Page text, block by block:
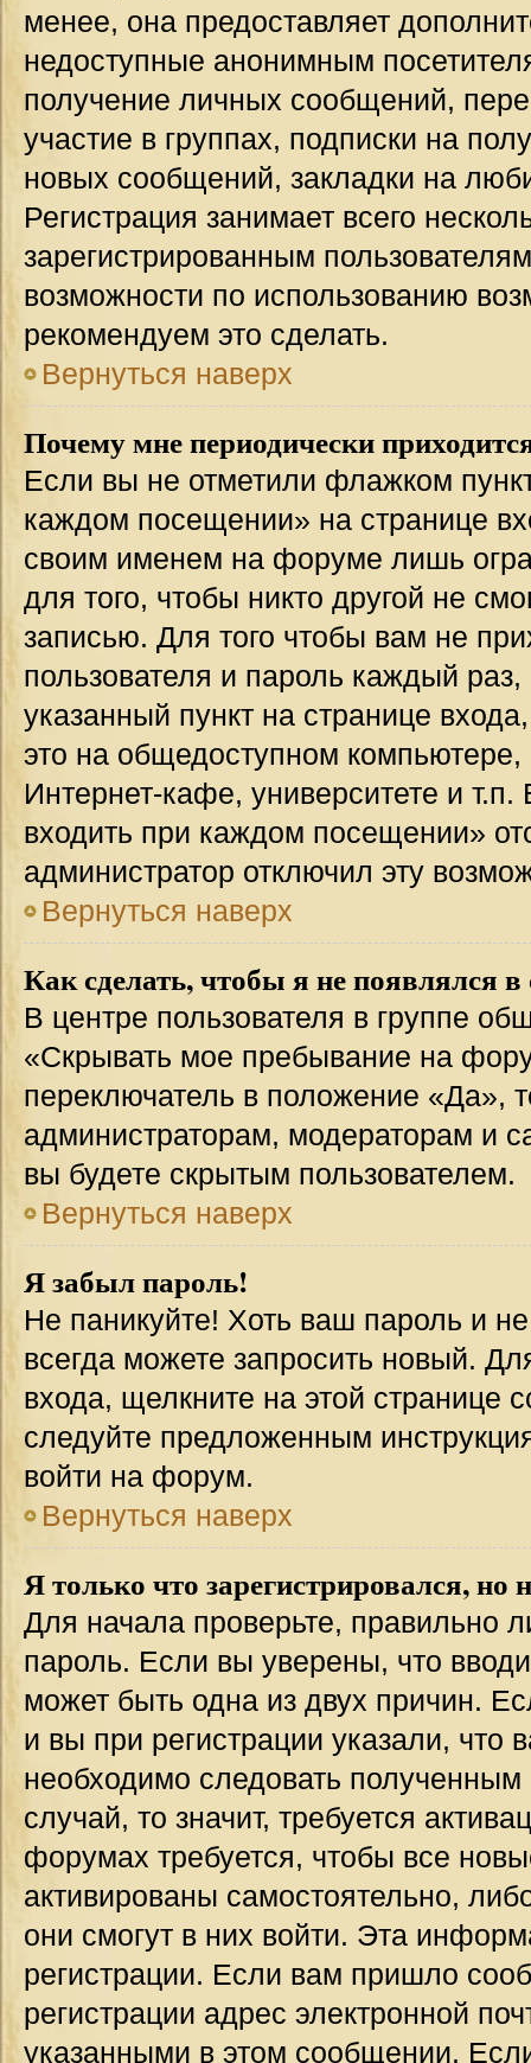
менее, она предоставляет
недоступные анонимным
получение личных сообщений,
участие в группах, подписки на
новых сообщений, закладки на
Регистрация занимает всего
зарегистрированным
возможности по использованию
рекомендуем это сделать.
Вернуться наверх
Почему мне периодически
Если вы не отметили флажком
каждом посещении» на странице
своим именем на форуме лишь
для того, чтобы никто другой не
записью. Для того чтобы вам не
пользователя и пароль каждый
указанный пункт на странице
это на общедоступном
Интернет-кафе, университете и т.п.
входить при каждом посещении»
администратор отключил эту
Вернуться наверх
Как сделать, чтобы я не появлялся
В центре пользователя в группе
«Скрывать мое пребывание на
переключатель в положение «Да»,
администраторам, модераторам и
вы будете скрытым пользователем.
Вернуться наверх
Я забыл пароль!
Не паникуйте! Хоть ваш пароль и
всегда можете запросить новый.
входа, щелкните на этой странице
следуйте предложенным
войти на форум.
Вернуться наверх
Я только что зарегистрировался, но
Для начала проверьте, правильно
пароль. Если вы уверены, что
может быть одна из двух причин.
и вы при регистрации указали, что
необходимо следовать
случай, то значит, требуется
форумах требуется, чтобы все
активированы самостоятельно,
они смогут в них войти. Эта
регистрации. Если вам пришло
регистрации адрес электронной
указанными в этом сообщении.